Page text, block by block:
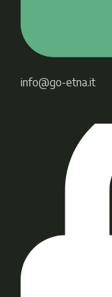
info@go-etna.it